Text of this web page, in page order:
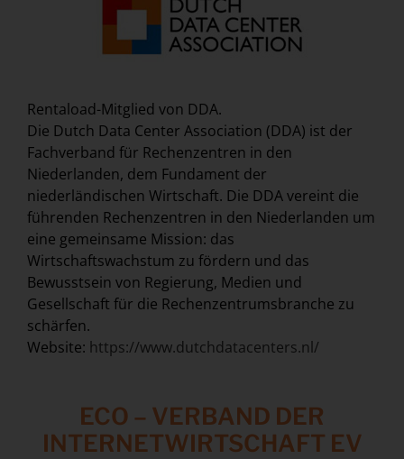
Rentaload-Mitglied von DDA.
Die Dutch Data Center Association (DDA) ist der
Fachverband für Rechenzentren in den
Niederlanden, dem Fundament der
niederländischen Wirtschaft. Die DDA vereint die
führenden Rechenzentren in den Niederlanden um
eine gemeinsame Mission: das
Wirtschaftswachstum zu fördern und das
Bewusstsein von Regierung, Medien und
Gesellschaft für die Rechenzentrumsbranche zu
schärfen.
Website: https://www.dutchdatacenters.nl/
ECO – VERBAND DER
INTERNETWIRTSCHAFT EV